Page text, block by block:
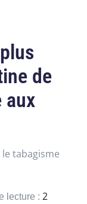
de
aux
tabagisme
lecture : 2